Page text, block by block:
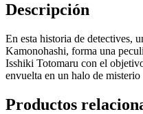
Descripción
En esta historia de detectives,
Kamonohashi, forma una
Isshiki Totomaru con el
envuelta en un halo de
Productos